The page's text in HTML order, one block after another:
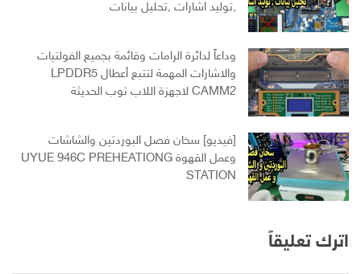
,توليد اشارات ,تحليل بيانات
وداعاً لدائرة الرامات وقائمة بجميع الفولتيات
والاشارات المهمة لتتبع أعطال LPDDR5
CAMM2 لاجهزة اللاب توب الحديثة
[فيديو] سخان فصل البوردتين والشاشات
وعمل القهوة UYUE 946C PREHEATIONG
STATION
اترك تعليقاً